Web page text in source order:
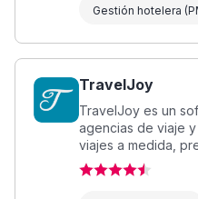
Gestión hotelera
TravelJoy
TravelJoy es un
agencias de viaje
viajes a medida,